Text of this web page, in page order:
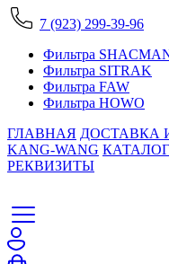
7 (923) 299-39-96
Фильтра
Фильтра SITRAK
Фильтра FAW
Фильтра HOWO
ГЛАВНАЯ ДОСТАВКА
KANG-WANG КАТАЛОГ
РЕКВИЗИТЫ